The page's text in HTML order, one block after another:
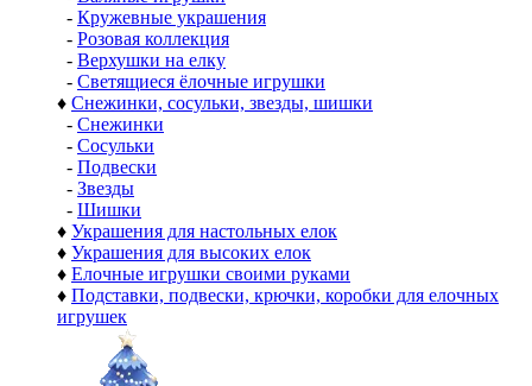
- Кружевные украшения
- Розовая коллекция
- Верхушки на елку
- Светящиеся ёлочные игрушки
♦ Снежинки, сосульки, звезды, шишки
- Снежинки
- Сосульки
- Подвески
- Звезды
- Шишки
♦ Украшения для настольных елок
♦ Украшения для высоких елок
♦ Елочные игрушки своими руками
♦ Подставки, подвески, крючки, коробки для елочных
игрушек